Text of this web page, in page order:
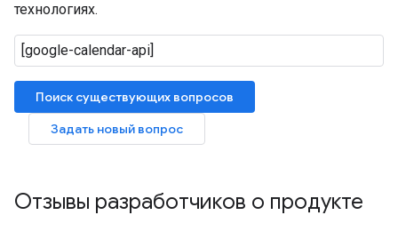
технологиях.
Поиск существующих вопросов
Задать новый вопрос
Отзывы разработчиков о продукте